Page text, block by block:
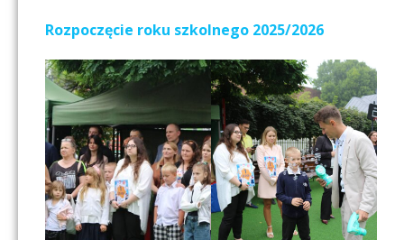
Rozpoczęcie roku szkolnego 2025/2026